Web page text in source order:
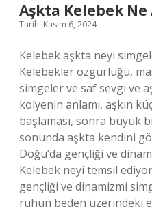
Aşkta Kelebek
Tarih: Kasım 6, 2024
Kelebek aşkta neyi
Kelebekler özgürlüğü,
simgeler ve saf sevgi ve
kolyenin anlamı, aşkın
başlaması, sonra büyük
sonunda aşkta kendini
Doğu’da gençliği ve
Kelebek neyi temsil
gençliği ve dinamizmi
ruhun beden üzerindeki